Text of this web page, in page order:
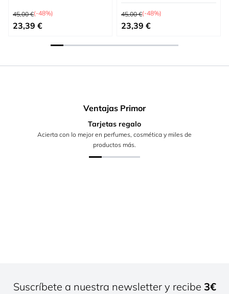
Precio habitual
45,00 €(-48%)
Precio especial
23,39 €
Precio habitual
45,00 €(-48%)
Precio especial
23,39 €
Ventajas Primor
Tarjetas regalo
Acierta con lo mejor en perfumes, cosmética y miles de
productos más.
Suscríbete a nuestra newsletter y recibe 3€